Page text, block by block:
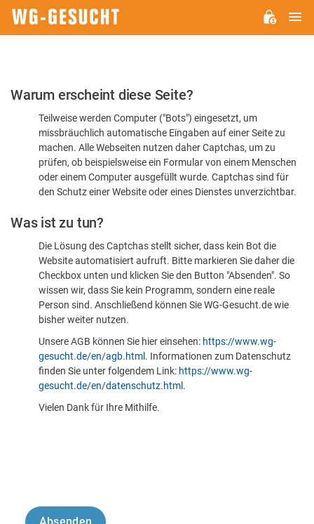
Bitte
dass
sind
Warum erscheint diese Seite?
Teilweise werden Computer ("Bots") eingesetzt, um
missbräuchlich automatische Eingaben auf einer Seite zu
machen. Alle Webseiten nutzen daher Captchas, um zu
prüfen, ob beispielsweise ein Formular von einem Menschen
oder einem Computer ausgefüllt wurde. Captchas sind für
den Schutz einer Website oder eines Dienstes unverzichtbar.
Was ist zu tun?
Die Lösung des Captchas stellt sicher, dass kein Bot die
Website automatisiert aufruft. Bitte markieren Sie daher die
Checkbox unten und klicken Sie den Button "Absenden". So
wissen wir, dass Sie kein Programm, sondern eine reale
Person sind. Anschließend können Sie WG-Gesucht.de wie
bisher weiter nutzen.
Unsere AGB können Sie hier einsehen: https://www.wg-
gesucht.de/en/agb.html . Informationen zum Datenschutz
finden Sie unter folgendem Link: https://www.wg-
gesucht.de/en/datenschutz.html .
Vielen Dank für Ihre Mithilfe.